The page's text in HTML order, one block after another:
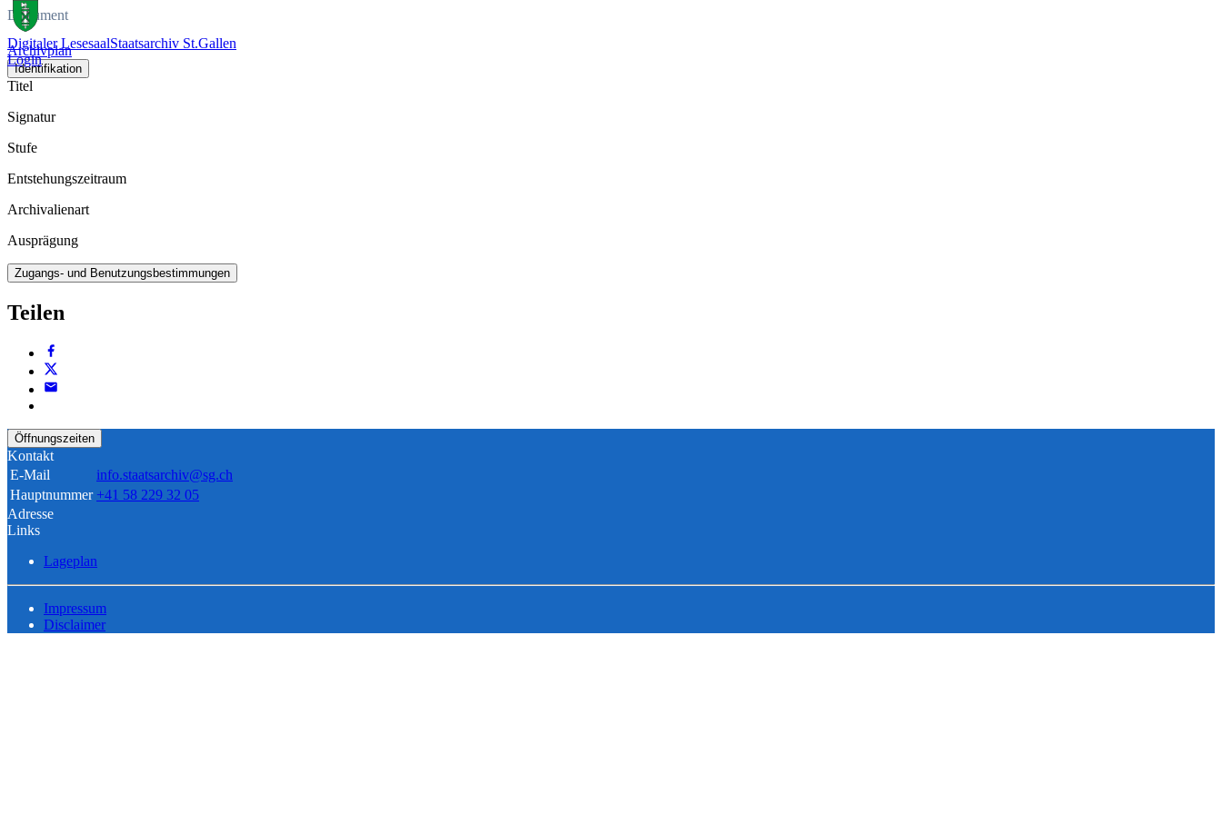
Digitaler LesesaalStaatsarchiv St.Gallen
Login
Dokument
Archivplan
Identifikation
Titel
Signatur
Stufe
Entstehungszeitraum
Archivalienart
Ausprägung
Zugangs- und Benutzungsbestimmungen
Teilen
Öffnungszeiten
Kontakt
E-Mail
info.staatsarchiv@sg.ch
Hauptnummer +41 58 229 32 05
Adresse
Links
Lageplan
Impressum
Disclaimer